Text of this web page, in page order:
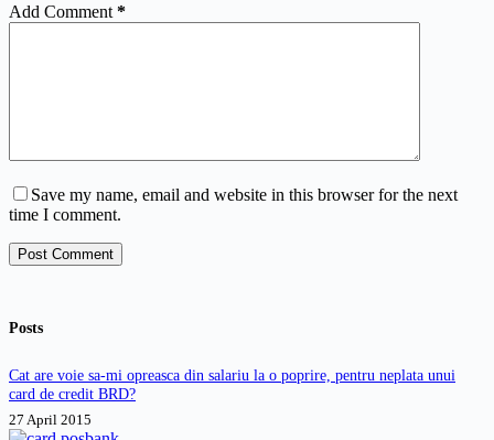
Add Comment *
Save my name, email and website in this browser for the next
time I comment.
Post Comment
Posts
Cat are voie sa-mi opreasca din salariu la o poprire, pentru neplata unui
card de credit BRD?
27 April 2015